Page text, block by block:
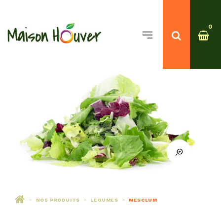
0
> NOS PRODUITS > LÉGUMES > MESCLUM